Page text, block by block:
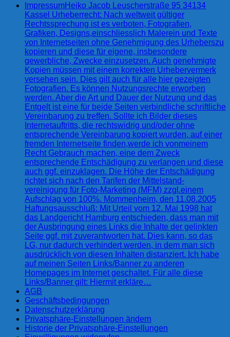
ImpressumHeiko Jacob Leuscherstraße 95 34134
Kassel Urheberrecht: Nach weltweit gültiger
Rechtssprechung ist es verboten, Fotografien,
Grafiken, Designs,einschliesslich Malerein und Texte
von Internetseiten ohne Genehmigung des Urheberszu
kopieren und diese für eigene, insbesondere
gewerbliche, Zwecke einzusetzen. Auch genehmigte
Kopien müssen mit einem korrekten Urhebervermerk
versehen sein. Dies gilt auch für alle hier gezeigten
Fotografien. Es können Nutzungsrechte erworben
werden. Aber die Art und Dauer der Nutzung und das
Entgelt ist eine für beide Seiten verbindliche schriftliche
Vereinbarung zu treffen. Sollte ich Bilder dieses
Internetauftritts, die rechtswidrig und/oder ohne
entsprechende Vereinbarung kopiert wurden, auf einer
fremden Internetseite finden,werde ich vonmeinem
Recht Gebrauch machen, eine dem Zweck
entsprechende Entschädigung zu verlangen und diese
auch ggf. einzuklagen. Die Höhe der Entschädigung
richtet sich nach den Tarifen der Mittelstand-
vereinigung für Foto-Marketing (MFM) zzgl.einem
Aufschlag von 100%. Mommenheim, den 11.08.2005
Haftungsausschluß: Mit Urteil vom 12. Mai 1998 hat
das Landgericht Hamburg entschieden, dass man mit
der Ausbringung eines Links die Inhalte der gelinkten
Seite ggf. mit zuverantworten hat. Dies kann, so das
LG, nur dadurch verhindert werden, in dem man sich
ausdrücklich von diesen Inhalten distanziert. Ich habe
auf meinen Seiten Links/Banner zu anderen
Homepages im Internet geschaltet. Für alle diese
Links/Banner gilt: Hiermit erkläre…
AGB
Geschäftsbedingungen
Datenschutzerklärung
Privatsphäre-Einstellungen ändern
Historie der Privatsphäre-Einstellungen